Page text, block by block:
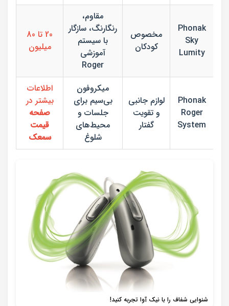
Phonak
Sky
Lumity
مخصوص
کودکان
مقاوم،
رنگارنگ، سازگار
با سیستم
آموزشی
Roger
20 تا 80
میلیون
Phonak
Roger
System
لوازم جانبی
و تقویت
گفتار
میکروفون
بی‌سیم برای
جلسات و
محیط‌های
شلوغ
اطلاعات
بیشتر در
صفحه
قیمت
سمعک
شنوایی شفاف را با نیک آوا تجربه کنید!